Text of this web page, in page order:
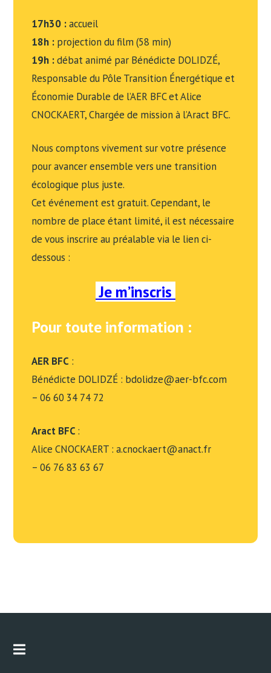
17h30 :accueil
18h : projection du film (58 min)
19h :débat animé par Bénédicte DOLIDZÉ,
Responsable du Pôle Transition Énergétique et
Économie Durable de l’AER BFC et Alice
CNOCKAERT, Chargée de mission à l’Aract BFC.
Nous comptons vivement sur votre présence
pour avancer ensemble vers une transition
écologique plus juste.
Cet événement est gratuit. Cependant, le
nombre de place étant limité, il est nécessaire
de vous inscrire au préalable via le lien ci-
dessous :
Je m’inscris
Pour toute information :
AER BFC :
Bénédicte DOLIDZÉ : bdolidze@aer-bfc.com
– 06 60 34 74 72
Aract BFC :
Alice CNOCKAERT : a.cnockaert@anact.fr
– 06 76 83 63 67